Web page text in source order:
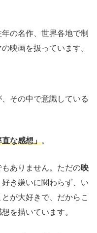
の名作、世界各地で制
映画を扱っています。
その中で意識している
直な感想」。
ありません。ただの映
き嫌いに関わらず、い
が大好きで、だからこ
を描いています。